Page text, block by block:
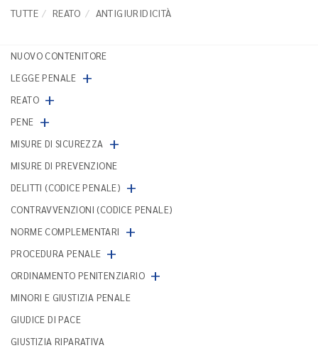
TUTTE REATO ANTIGIURIDICITÀ
NUOVO CONTENITORE
LEGGE PENALE +
REATO +
PENE +
MISURE DI SICUREZZA +
MISURE DI PREVENZIONE
DELITTI (CODICE PENALE) +
CONTRAVVENZIONI (CODICE PENALE)
NORME COMPLEMENTARI
+
PROCEDURA PENALE +
ORDINAMENTO PENITENZIARIO +
MINORI E GIUSTIZIA PENALE
GIUDICE DI PACE
GIUSTIZIA RIPARATIVA